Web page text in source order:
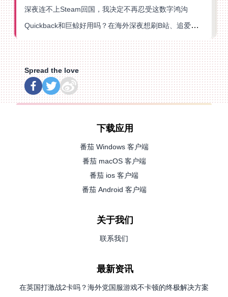
深夜连不上Steam回国，我决定不再忍受这数字鸿沟
Quickback和巨鲸好用吗？在海外深夜想刷B站、追爱奇艺的你，或许正需要这份答案
Spread the love
下载应用
番茄 Windows 客户端
番茄 macOS 客户端
番茄 ios 客户端
番茄 Android 客户端
关于我们
联系我们
最新资讯
在英国打激战2卡吗？海外党国服游戏不卡顿的终极解决方案